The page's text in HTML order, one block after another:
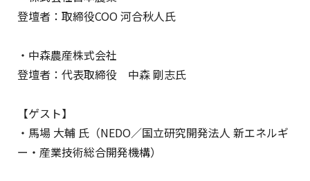
登壇者：取締役COO 河合秋人氏
・中森農産株式会社
登壇者：代表取締役 中森 剛志氏
【ゲスト】
・馬場 大輔 氏（NEDO／国立研究開発法人 新エネルギ
ー・産業技術総合開発機構）